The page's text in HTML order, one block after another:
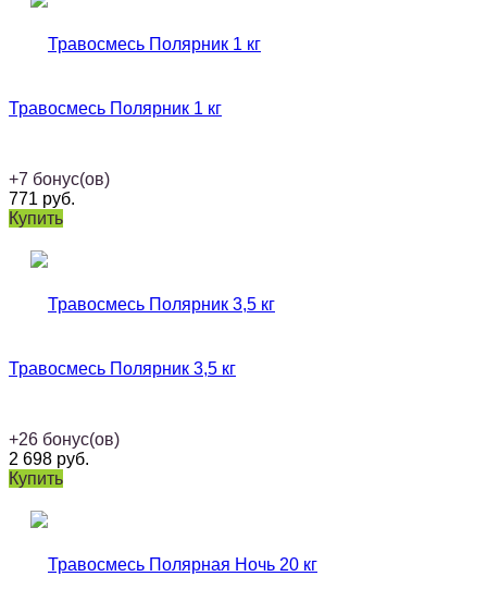
Травосмесь Полярник 1 кг
+7 бонус(ов)
771 руб.
Купить
Травосмесь Полярник 3,5 кг
+26 бонус(ов)
2 698 руб.
Купить